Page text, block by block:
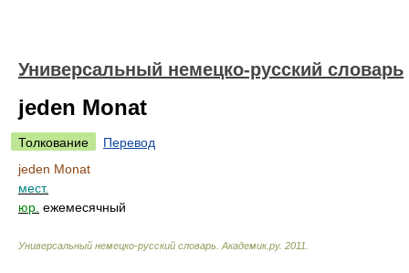
Универсальный немецко-русский словарь
jeden Monat
Толкование
Перевод
jeden Monat
мест.
юр. ежемесячный
Универсальный немецко-русский словарь Академик.ру. 2011